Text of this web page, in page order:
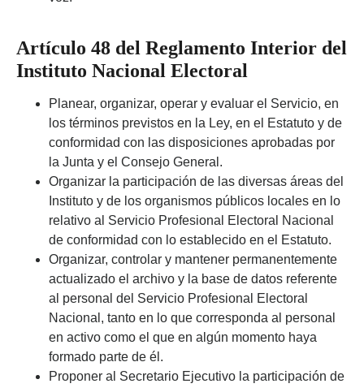
Artículo 48 del Reglamento Interior del
Instituto Nacional Electoral
Planear, organizar, operar y evaluar el Servicio, en
los términos previstos en la Ley, en el Estatuto y de
conformidad con las disposiciones aprobadas por
la Junta y el Consejo General.
Organizar la participación de las diversas áreas del
Instituto y de los organismos públicos locales en lo
relativo al Servicio Profesional Electoral Nacional
de conformidad con lo establecido en el Estatuto.
Organizar, controlar y mantener permanentemente
actualizado el archivo y la base de datos referente
al personal del Servicio Profesional Electoral
Nacional, tanto en lo que corresponda al personal
en activo como el que en algún momento haya
formado parte de él.
Proponer al Secretario Ejecutivo la participación de